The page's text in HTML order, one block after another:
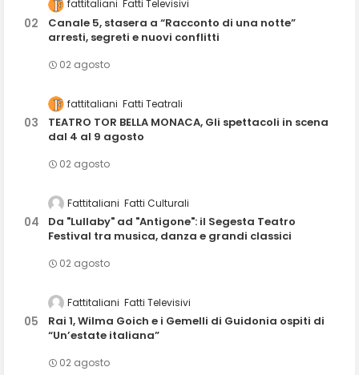
fattitaliani Fatti Televisivi
Canale 5, stasera a “Racconto di una notte”
arresti, segreti e nuovi conflitti
02 agosto
fattitaliani Fatti Teatrali
TEATRO TOR BELLA MONACA, Gli spettacoli in scena
dal 4 al 9 agosto
02 agosto
Fattitaliani Fatti Culturali
Da "Lullaby" ad "Antigone": il Segesta Teatro
Festival tra musica, danza e grandi classici
02 agosto
Fattitaliani Fatti Televisivi
Rai 1, Wilma Goich e i Gemelli di Guidonia ospiti di
“Un’estate italiana”
02 agosto